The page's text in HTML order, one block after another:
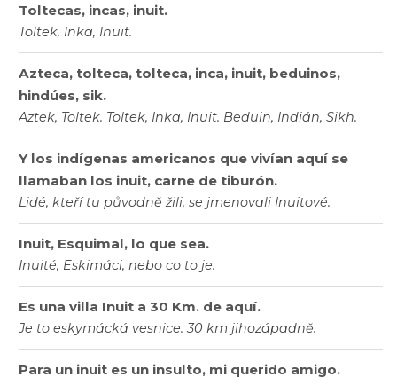
Toltecas, incas, inuit.
Toltek, Inka, Inuit.
Azteca, tolteca, tolteca, inca, inuit, beduinos,
hindúes, sik.
Aztek, Toltek. Toltek, Inka, Inuit. Beduin, Indián, Sikh.
Y los indígenas americanos que vivían aquí se
llamaban los inuit, carne de tiburón.
Lidé, kteří tu původně žili, se jmenovali Inuitové.
Inuit, Esquimal, lo que sea.
Inuité, Eskimáci, nebo co to je.
Es una villa Inuit a 30 Km. de aquí.
Je to eskymácká vesnice. 30 km jihozápadně.
Para un inuit es un insulto, mi querido amigo.